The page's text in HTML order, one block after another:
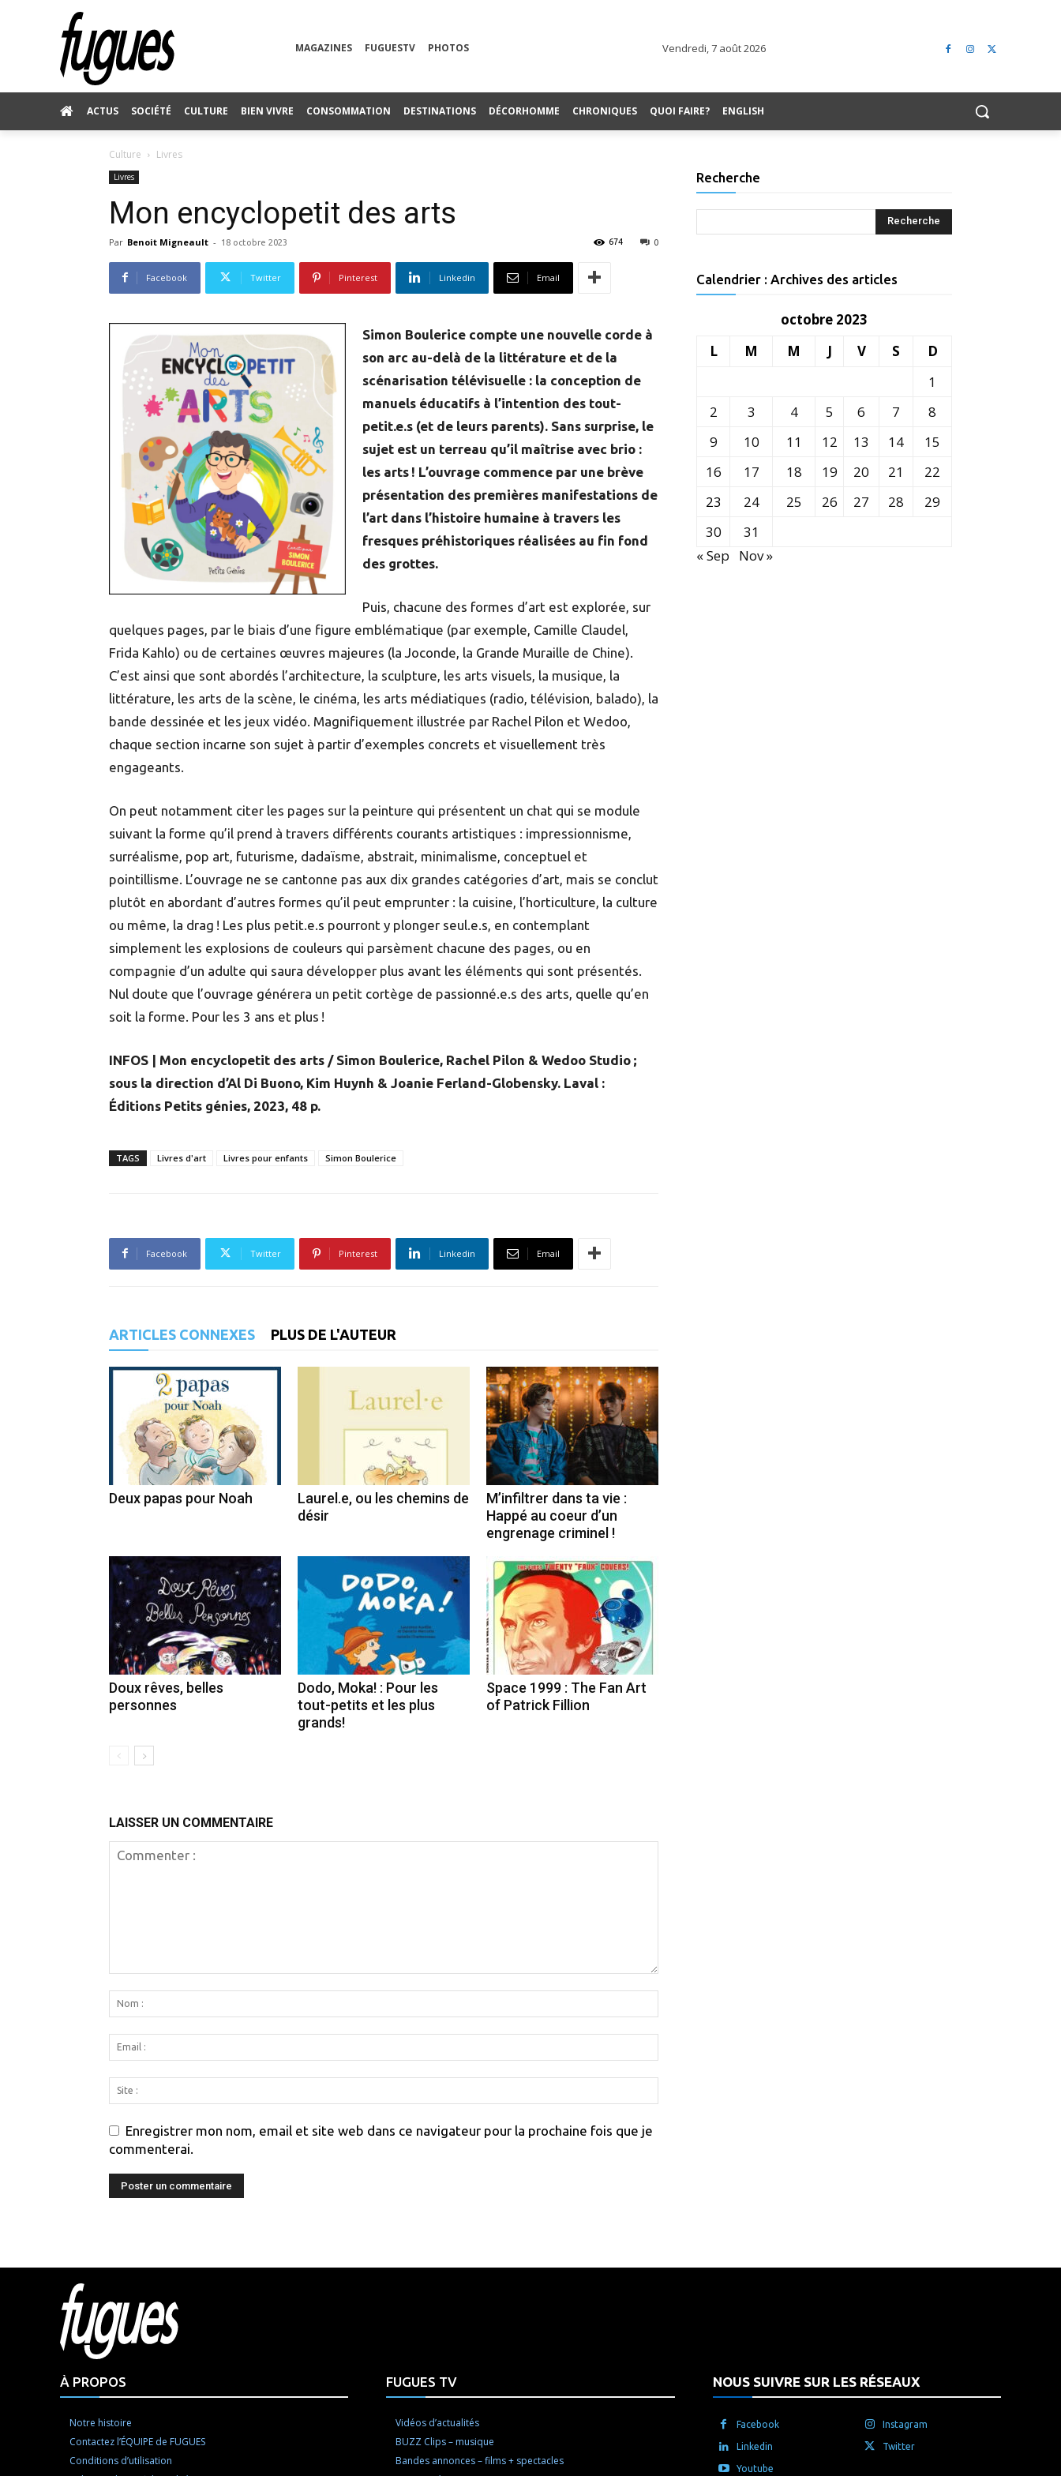
MAGAZINES FUGUESTV PHOTOS Vendredi, 7 août 2026
ACTUS SOCIÉTÉ CULTURE BIEN VIVRE CONSOMMATION DESTINATIONS DÉCORHOMME CHRONIQUES QUOI FAIRE? ENGLISH
Culture Livres
Livres
Mon encyclopetit des arts
Par Benoit Migneault - 18 octobre 2023 0
674
Facebook Twitter Pinterest Linkedin Email
Simon Boulerice compte une nouvelle corde à
son arc au-delà de la littérature et de la
scénarisation télévisuelle : la conception de
manuels éducatifs à l’intention des tout-
petit.e.s (et de leurs parents). Sans surprise, le
sujet est un terreau qu’il maîtrise avec brio :
les arts ! L’ouvrage commence par une brève
présentation des premières manifestations de
l’art dans l’histoire humaine à travers les
fresques préhistoriques réalisées au fin fond
des grottes.
Puis, chacune des formes d’art est explorée, sur
quelques pages, par le biais d’une figure emblématique (par exemple, Camille Claudel,
Frida Kahlo) ou de certaines œuvres majeures (la Joconde, la Grande Muraille de Chine).
C’est ainsi que sont abordés l’architecture, la sculpture, les arts visuels, la musique, la
littérature, les arts de la scène, le cinéma, les arts médiatiques (radio, télévision, balado), la
bande dessinée et les jeux vidéo. Magnifiquement illustrée par Rachel Pilon et Wedoo,
chaque section incarne son sujet à partir d’exemples concrets et visuellement très
engageants.
On peut notamment citer les pages sur la peinture qui présentent un chat qui se module
suivant la forme qu’il prend à travers différents courants artistiques : impressionnisme,
surréalisme, pop art, futurisme, dadaïsme, abstrait, minimalisme, conceptuel et
pointillisme. L’ouvrage ne se cantonne pas aux dix grandes catégories d’art, mais se conclut
plutôt en abordant d’autres formes qu’il peut emprunter : la cuisine, l’horticulture, la culture
ou même, la drag ! Les plus petit.e.s pourront y plonger seul.e.s, en contemplant
simplement les explosions de couleurs qui parsèment chacune des pages, ou en
compagnie d’un adulte qui saura développer plus avant les éléments qui sont présentés.
Nul doute que l’ouvrage générera un petit cortège de passionné.e.s des arts, quelle qu’en
soit la forme. Pour les 3 ans et plus !
INFOS | Mon encyclopetit des arts / Simon Boulerice, Rachel Pilon & Wedoo Studio ;
sous la direction d’Al Di Buono, Kim Huynh & Joanie Ferland-Globensky. Laval :
Éditions Petits génies, 2023, 48 p.
TAGS Livres d'art Livres pour enfants Simon Boulerice
Facebook Twitter Pinterest Linkedin Email
ARTICLES CONNEXES PLUS DE L'AUTEUR
Deux papas pour Noah
Laurel.e, ou les chemins de
désir
M’infiltrer dans ta vie :
Happé au coeur d’un
engrenage criminel !
Doux rêves, belles
personnes
Dodo, Moka! : Pour les
tout-petits et les plus
grands!
Space 1999 : The Fan Art
of Patrick Fillion
LAISSER UN COMMENTAIRE
Enregistrer mon nom, email et site web dans ce navigateur pour la prochaine fois que je
commenterai.
Recherche
Calendrier : Archives des articles
octobre 2023
L
M M J V S
D
1
2
3 4 5 6 7
8
9
10 11 12 13 14
15
16
17 18 19 20 21
22
23
24 25 26 27 28
29
30
31
« Sep
Nov »
À PROPOS
Notre histoire
Contactez l’ÉQUIPE de FUGUES
Conditions d’utilisation
FUGUES TV
Vidéos d’actualités
BUZZ Clips – musique
Bandes annonces – films + spectacles
NOUS SUIVRE SUR LES RÉSEAUX
Facebook Instagram
Linkedin Twitter
Youtube